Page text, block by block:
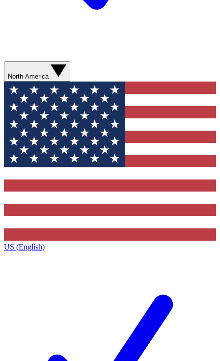
North America
US (English)